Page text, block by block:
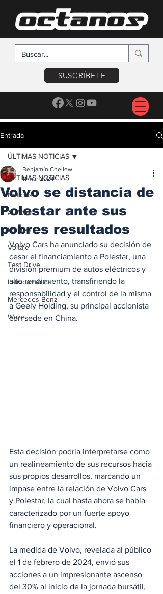
SUSCRÍBETE
Entrada
ÚLTIMAS NOTICIAS
Noticias
A Motor
Locales
Voltaje
Test Drive
Latinoamérica
Mercedes Benz
Waze
ÚLTIMAS NOTICIAS
Volvo se distancia de
Polestar ante sus
pobres resultados
Benjamín Chellew
11 mar 2024
Volvo Cars ha anunciado su decisión de
cesar el financiamiento a Polestar, una
división premium de autos eléctricos y
alto rendimiento, transfiriendo la
responsabilidad y el control de la misma
a Geely Holding, su principal accionista
con sede en China.
Esta decisión podría interpretarse como
un realineamiento de sus recursos hacia
sus propios desarrollos, marcando un
impase entre la relación de Volvo Cars
y Polestar, la cual hasta ahora se había
caracterizado por un fuerte apoyo
financiero y operacional.
La medida de Volvo, revelada al público
el 1 de febrero de 2024, envió sus
acciones a un impresionante ascenso
del 30% al inicio de la jornada bursátil,